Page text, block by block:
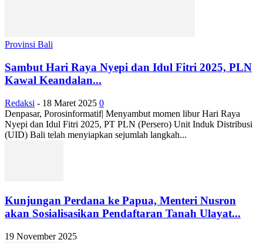
Provinsi Bali
Sambut Hari Raya Nyepi dan Idul Fitri 2025, PLN
Kawal Keandalan...
Redaksi - 18 Maret 2025 0
Denpasar, Porosinformatif| Menyambut momen libur Hari Raya
Nyepi dan Idul Fitri 2025, PT PLN (Persero) Unit Induk Distribusi
(UID) Bali telah menyiapkan sejumlah langkah...
Kunjungan Perdana ke Papua, Menteri Nusron
akan Sosialisasikan Pendaftaran Tanah Ulayat...
19 November 2025